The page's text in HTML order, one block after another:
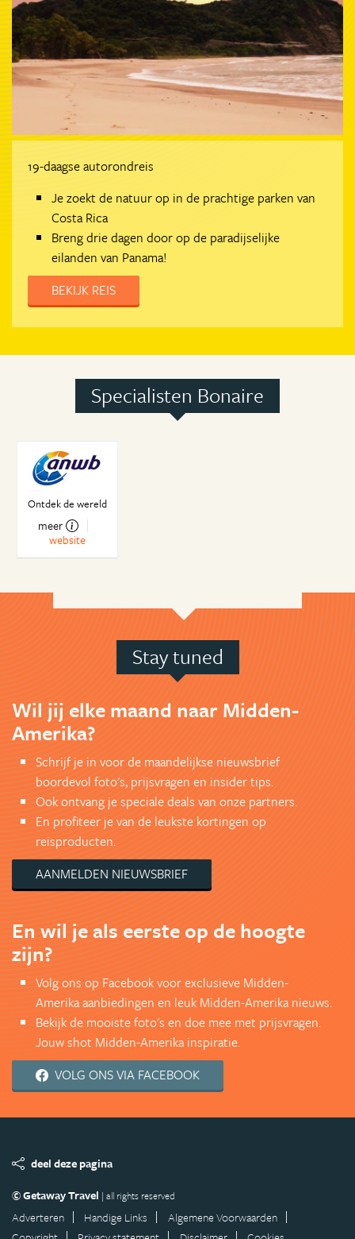
19-daagse autorondreis
Je zoekt de natuur op in de prachtige parken van
Costa Rica
Breng drie dagen door op de paradijselijke
eilanden van Panama!
BEKIJK REIS
Specialisten Bonaire
Ontdek de wereld
meer
website
Stay tuned
Wil jij elke maand naar Midden-
Amerika?
Schrijf je in voor de maandelijkse nieuwsbrief
boordevol foto's, prijsvragen en insider tips.
Ook ontvang je speciale deals van onze partners.
En profiteer je van de leukste kortingen op
reisproducten.
AANMELDEN NIEUWSBRIEF
En wil je als eerste op de hoogte
zijn?
Volg ons op Facebook voor exclusieve Midden-
Amerika aanbiedingen en leuk Midden-Amerika nieuws.
Bekijk de mooiste foto's en doe mee met prijsvragen.
Jouw shot Midden-Amerika inspiratie.
VOLG ONS VIA FACEBOOK
deel deze pagina
© Getaway Travel | all rights reserved
Adverteren Handige Links
Algemene Voorwaarden